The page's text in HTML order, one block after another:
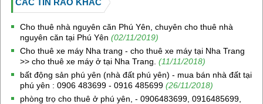
CÁC TIN RAO KHÁC
Cho thuê nhà nguyên căn Phú Yên, chuyên cho thuê nhà
nguyên căn tại Phú Yên (02/11/2019)
Cho thuê xe máy Nha trang - cho thuê xe máy tại Nha Trang
>> cho thuê xe máy ở tại Nha Trang. (11/11/2018)
bất động sản phú yên (nhà đất phú yên) - mua bán nhà đất tại
phú yên : 0906 483699 - 0916 485699 (26/11/2018)
phòng trọ cho thuê ở phú yên, - 0906483699, 0916485699,